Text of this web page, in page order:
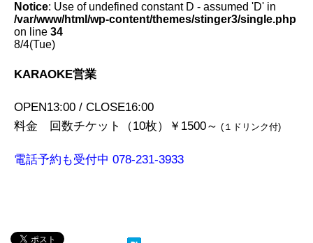
Notice: Use of undefined constant D - assumed 'D' in
/var/www/html/wp-content/themes/stinger3/single.php
on line 34
8/4(Tue)
KARAOKE営業
OPEN13:00 / CLOSE16:00
料金 回数チケット（10枚）￥1500～ (１ドリンク付)
電話予約も受付中 078-231-3933